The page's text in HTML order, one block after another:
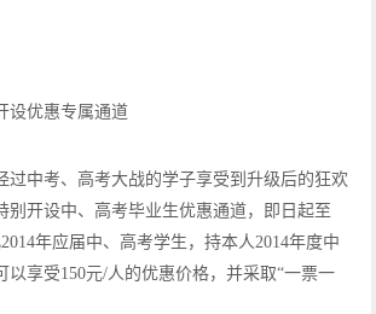
优惠专属通道
中考、高考大战的学子享受到升级后的狂欢
别开设中、高考毕业生优惠通道，即日起至
年应届中、高考学生，持本人2014年度中
以享受150元/人的优惠价格，并采取“一票一